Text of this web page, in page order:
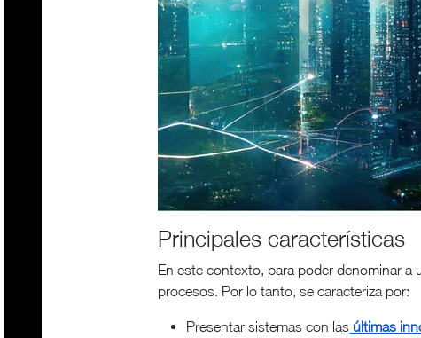
Principales características
En este contexto, para poder denominar a
procesos. Por lo tanto, se caracteriza por:
Presentar sistemas con las últimas